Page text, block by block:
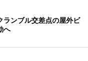
ランブル交差点の屋外ビ
へ